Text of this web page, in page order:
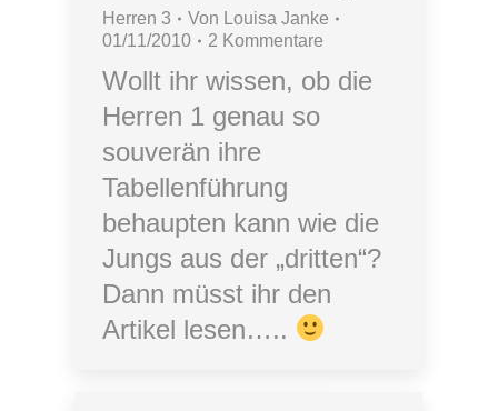
Herren 3 Von Louisa Janke
01/11/2010
2 Kommentare
Wollt ihr wissen, ob die
Herren 1 genau so
souverän ihre
Tabellenführung
behaupten kann wie die
Jungs aus der „dritten“?
Dann müsst ihr den
Artikel lesen…..